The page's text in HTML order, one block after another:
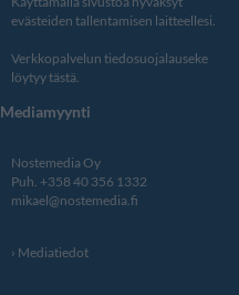
evästeiden tallentamisen laitteellesi.
Verkkopalvelun tiedosuojalauseke
löytyy tästä
Mediamyynti
Nostemedia Oy
Puh. +358 40 356 1332
mikael@nostemedia.fi
Mediatiedot